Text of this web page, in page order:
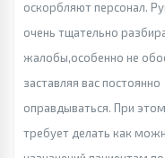
оскорбляют персонал.
очень тщательно
жалобы,особенно не
заставляя вас постоянно
оправдываться. При
требует делать как